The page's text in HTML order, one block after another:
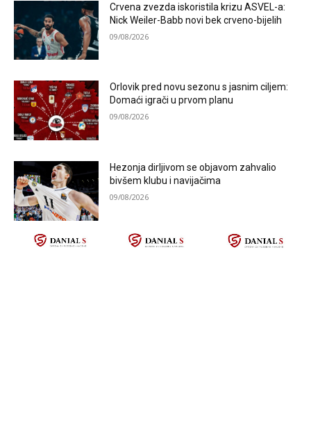
Crvena zvezda iskoristila krizu ASVEL-a:
Nick Weiler-Babb novi bek crveno-bijelih
09/08/2026
Orlovik pred novu sezonu s jasnim ciljem:
Domaći igrači u prvom planu
09/08/2026
Hezonja dirljivom se objavom zahvalio
bivšem klubu i navijačima
09/08/2026